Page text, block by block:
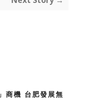
商機 台肥發展無